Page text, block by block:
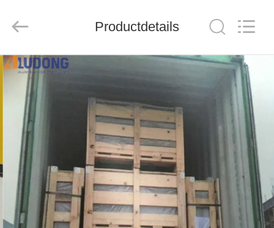
HUIS
PRODUCTEN
OVER
ONS
FABRIEKSTOUR
Co.,
Reserved.
Productdetails